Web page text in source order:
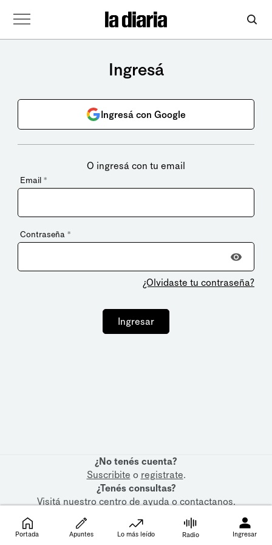
Ingresá
Ingresá con Google
O ingresá con tu email
Email *
Contraseña *
¿Olvidaste tu contraseña?
Ingresar
¿No tenés cuenta?
Suscribite o registrate.
¿Tenés consultas?
Visitá nuestrocentro de ayudaocontactanos.
Portada Apuntes Lo más leído Radio Ingresar